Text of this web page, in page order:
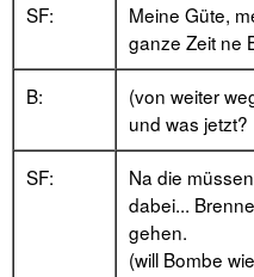
SF:
Meine Güte,
ganze Zeit ne
B:
(von weiter
und was jetzt?
SF:
Na die
dabei...
gehen.
(will Bombe